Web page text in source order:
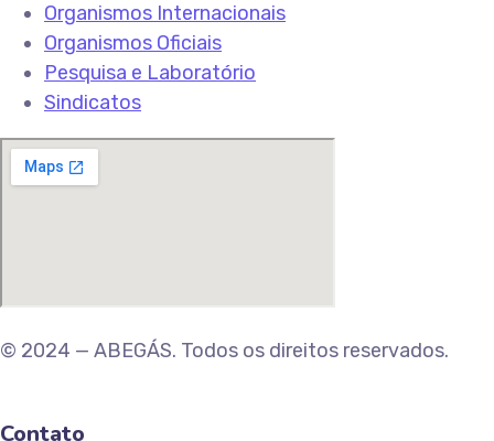
Organismos Internacionais
Organismos Oficiais
Pesquisa e Laboratório
Sindicatos
© 2024 — ABEGÁS. Todos os direitos reservados.
Contato